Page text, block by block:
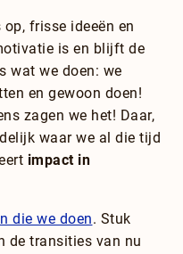
frisse ideeën en
is en blijft de
wat we doen: we
en gewoon doen!
zagen we het! Daar,
waar we al die tijd
impact in
die we doen. Stuk
de transities van nu